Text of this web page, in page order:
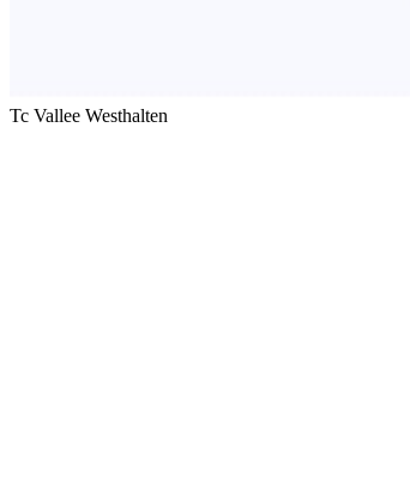
Tc Vallee Westhalten